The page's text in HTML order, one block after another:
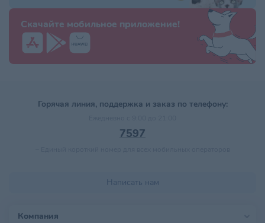
Скачайте мобильное приложение!
Горячая линия, поддержка и заказ по телефону:
7597
Написать нам
Компания